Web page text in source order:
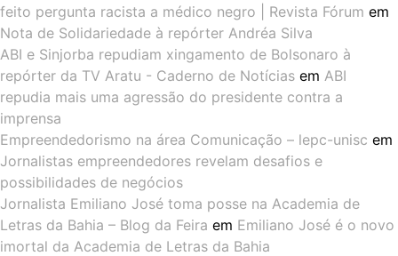
feito pergunta racista a médico negro | Revista Fórum em
Nota de Solidariedade à repórter Andréa Silva
ABI e Sinjorba repudiam xingamento de Bolsonaro à
repórter da TV Aratu - Caderno de Notícias em ABI
repudia mais uma agressão do presidente contra a
imprensa
Empreendedorismo na área Comunicação – lepc-unisc em
Jornalistas empreendedores revelam desafios e
possibilidades de negócios
Jornalista Emiliano José toma posse na Academia de
Letras da Bahia – Blog da Feira em Emiliano José é o novo
imortal da Academia de Letras da Bahia